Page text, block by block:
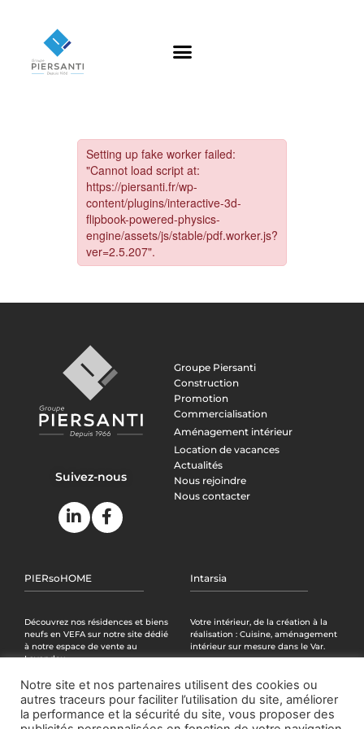
Suivez-nous
Groupe Piersanti
Construction
Promotion
Commercialisation
Aménagement intérieur
Location de vacances
Actualités
Nous rejoindre
Nous contacter
PIERsoHOME
Découvrez nos résidences et biens
neufs en VEFA sur notre site dédié
à notre espace de vente au
Lavandou.
Accédez au site
Intarsia
Votre intérieur, de la création à la
réalisation : Cuisine, aménagement
intérieur sur mesure dans le Var.
Notre site et nos partenaires utilisent des cookies ou
autres traceurs pour faciliter l’utilisation du site, améliorer
la performance et la sécurité du site, vous proposer des